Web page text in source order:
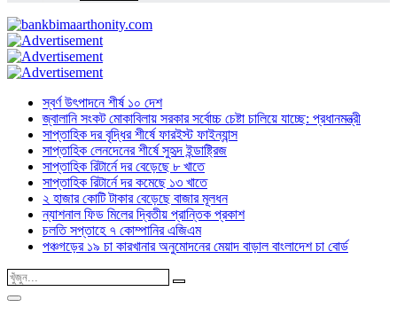
স্বর্ণ উৎপাদনে শীর্ষ ১০ দেশ
জ্বালানি সংকট মোকাবিলায় সরকার সর্বোচ্চ চেষ্টা চালিয়ে যাচ্ছে: প্রধানমন্ত্রী
সাপ্তাহিক দর বৃদ্ধির শীর্ষে ফারইস্ট ফাইন্যান্স
সাপ্তাহিক লেনদেনের শীর্ষে সুহৃদ ইন্ডাষ্ট্রিজ
সাপ্তাহিক রিটার্নে দর বেড়েছে ৮ খাতে
সাপ্তাহিক রিটার্নে দর কমেছে ১৩ খাতে
২ হাজার কোটি টাকার বেড়েছে বাজার মূলধন
ন্যাশনাল ফিড মিলের দ্বিতীয় প্রান্তিক প্রকাশ
চলতি সপ্তাহে ৭ কোম্পানির এজিএম
পঞ্চগড়ের ১৯ চা কারখানার অনুমোদনের মেয়াদ বাড়াল বাংলাদেশ চা বোর্ড